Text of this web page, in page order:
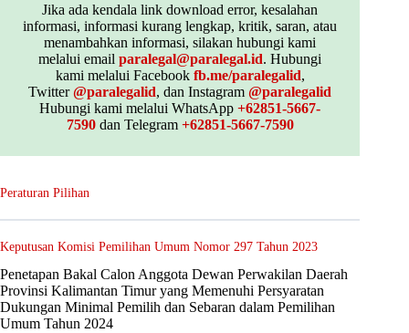
Jika ada kendala link download error, kesalahan
informasi, informasi kurang lengkap, kritik, saran, atau
menambahkan informasi, silakan hubungi kami
melalui emailparalegal@paralegal.id. Hubungi
kami melalui Facebook fb.me/paralegalid,
Twitter@paralegalid, dan Instagram@paralegalid
Hubungi kami melalui WhatsApp+62851-5667-
7590dan Telegram +62851-5667-7590
Peraturan Pilihan
Keputusan Komisi Pemilihan Umum Nomor 297 Tahun 2023
Penetapan Bakal Calon Anggota Dewan Perwakilan Daerah
Provinsi Kalimantan Timur yang Memenuhi Persyaratan
Dukungan Minimal Pemilih dan Sebaran dalam Pemilihan
Umum Tahun 2024